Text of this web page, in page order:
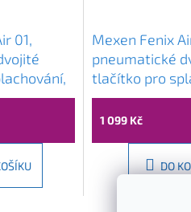
01,
Mexen Fenix
pneumatické
tlačítko pro
černá matná,
1 099 Kč
DO